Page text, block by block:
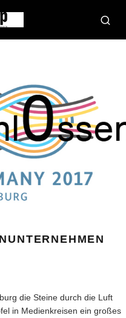
die Steine durch die Luft
in Medienkreisen ein großes